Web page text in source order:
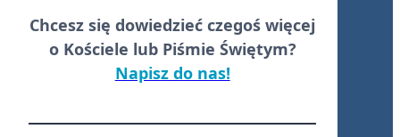
Chcesz się dowiedzieć czegoś więcej
o Kościele lub Piśmie Świętym?
Napisz do nas!